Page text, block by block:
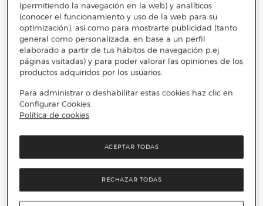
(permitiendo la navegación en la web) y analíticos
(conocer el funcionamiento y uso de la web para su
optimización), así como para mostrarte publicidad (tanto
general como personalizada, en base a un perfil
elaborado a partir de tus hábitos de navegación p.ej.
páginas visitadas) y para poder valorar las opiniones de los
productos adquiridos por los usuarios.
Para administrar o deshabilitar estas cookies haz clic en
Configurar Cookies.
Política de cookies
RECHAZAR TODAS
ACEPTAR TODAS